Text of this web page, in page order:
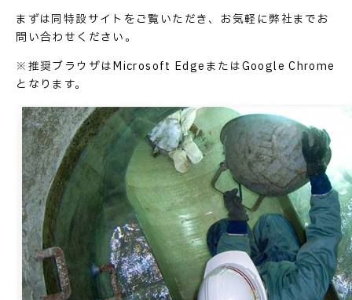
お取引先の皆様へ
お問い合わせ
まずは同特設サイトをご覧いただき、お気軽に弊社までお
問い合わせください。
※推奨ブラウザはMicrosoft EdgeまたはGoogle Chrome
となります。